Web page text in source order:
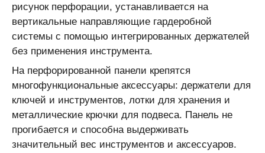
рисунок перфорации, устанавливается на
вертикальные направляющие гардеробной
системы с помощью интегрированных держателей
без применения инструмента.
На перфорированной панели крепятся
многофункциональные аксессуары: держатели для
ключей и инструментов, лотки для хранения и
металлические крючки для подвеса. Панель не
прогибается и способна выдерживать
значительный вес инструментов и аксессуаров.